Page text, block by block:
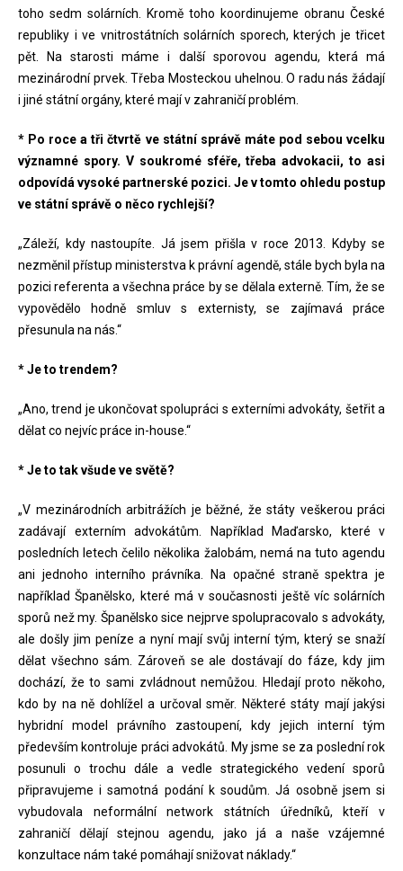
toho sedm solárních. Kromě toho koordinujeme obranu České
republiky i ve vnitrostátních solárních sporech, kterých je třicet
pět. Na starosti máme i další sporovou agendu, která má
mezinárodní prvek. Třeba Mosteckou uhelnou. O radu nás žádají
i jiné státní orgány, které mají v zahraničí problém.
* Po roce a tři čtvrtě ve státní správě máte pod sebou vcelku
významné spory. V soukromé sféře, třeba advokacii, to asi
odpovídá vysoké partnerské pozici. Je v tomto ohledu postup
ve státní správě o něco rychlejší?
„Záleží, kdy nastoupíte. Já jsem přišla v roce 2013. Kdyby se
nezměnil přístup ministerstva k právní agendě, stále bych byla na
pozici referenta a všechna práce by se dělala externě. Tím, že se
vypovědělo hodně smluv s externisty, se zajímavá práce
přesunula na nás.“
* Je to trendem?
„Ano, trend je ukončovat spolupráci s externími advokáty, šetřit a
dělat co nejvíc práce in-house.“
* Je to tak všude ve světě?
„V mezinárodních arbitrážích je běžné, že státy veškerou práci
zadávají externím advokátům. Například Maďarsko, které v
posledních letech čelilo několika žalobám, nemá na tuto agendu
ani jednoho interního právníka. Na opačné straně spektra je
například Španělsko, které má v současnosti ještě víc solárních
sporů než my. Španělsko sice nejprve spolupracovalo s advokáty,
ale došly jim peníze a nyní mají svůj interní tým, který se snaží
dělat všechno sám. Zároveň se ale dostávají do fáze, kdy jim
dochází, že to sami zvládnout nemůžou. Hledají proto někoho,
kdo by na ně dohlížel a určoval směr. Některé státy mají jakýsi
hybridní model právního zastoupení, kdy jejich interní tým
především kontroluje práci advokátů. My jsme se za poslední rok
posunuli o trochu dále a vedle strategického vedení sporů
připravujeme i samotná podání k soudům. Já osobně jsem si
vybudovala neformální network státních úředníků, kteří v
zahraničí dělají stejnou agendu, jako já a naše vzájemné
konzultace nám také pomáhají snižovat náklady.“